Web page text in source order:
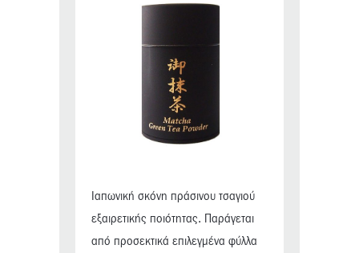
Ιαπωνική σκόνη πράσινου τσαγιού
εξαιρετικής ποιότητας. Παράγεται
από προσεκτικά επιλεγμένα φύλλα